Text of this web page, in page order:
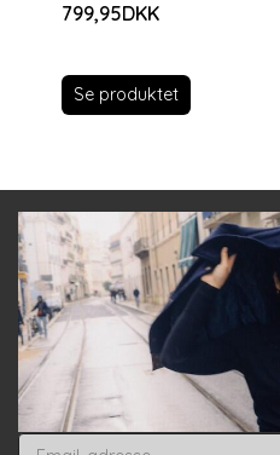
799,95DKK
Se produktet
Email-